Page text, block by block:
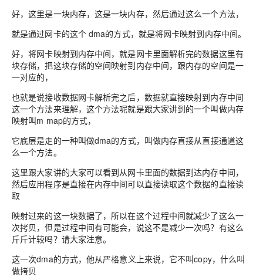
好，这里是一块内存，这是一块内存，然后通过这么一个方法，
就是通过网卡的这个 dma的方式，就是将网卡映射到内存中间。
好，将网卡映射到内存中间，就是网卡里面解析完的数据这里有
块存储，把这块存储的空间映射到内存中间，跟内存的空间是一
一对应的，
也就是说接收数据网卡解析完之后，数据就直接映射到内存中间
这一个方法来理解，这个方法呢就是跟大家讲到的一个叫做内存
映射叫m map的方式，
它底层是走的一种叫做dma的方式，叫做内存直接从直接通道这
么一个方法。
这里跟大家讲的大家可以看到从网卡里面的数据到达内存中间，
然后应用程序是直接在内存中间可以直接读取这个数据的直接读
取
映射过来的这一块数据了，所以在这个过程中间就减少了这么一
次拷贝，但是过程中间有可能会，说这不是减少一次吗？有这么
斤斤计较吗？请大家注意。
这一次dma的方式，他从严格意义上来说，它不叫copy，什么叫
做拷贝